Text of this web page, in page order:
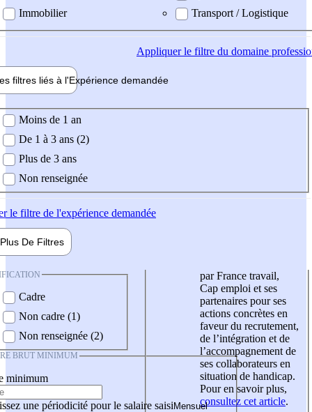
Immobilier
Transport / Logistique
Appliquerle filtre du domaine
filtres liés à l'Expérience demandée
demandée
Moins de 1 an
De 1 à 3 ans (2)
Plus de 3 ans
Non renseignée
le filtre de l'expérience demandée
Plus De Filtres
Cadre
Non cadre (1)
Non renseignée (2)
BRUT MINIMUM
minimum
une périodicité pour le salaire saisi
par France travail,
Cap emploi et ses
partenaires pour ses
actions concrètes en
faveur du recrutement,
de l’intégration et de
l’accompagnement de
ses collaborateurs en
situation de handicap.
Pour en savoir plus,
consultez cet article.